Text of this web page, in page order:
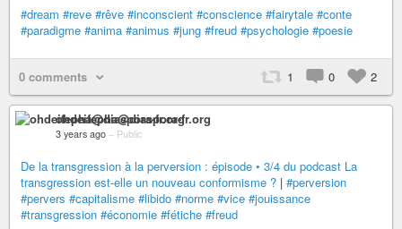
#dream #reve #rêve #inconscient #conscience #fairytale #conte
#paradigme #anima #animus #jung #freud #psychologie #poesie
0 comments 1 0 2
ohdeifepha@diaspora-fr.org
3 years ago – Public
De la transgression à la perversion : épisode • 3/4 du podcast La
transgression est-elle un nouveau conformisme ? | #perversion
#pervers #capitalisme #libido #norme #vice #jouissance
#transgression #économie #fétiche #freud